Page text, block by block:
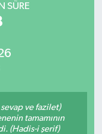
SÜRE
sevap ve fazilet)
tamamının
(Hadis-i şerif)